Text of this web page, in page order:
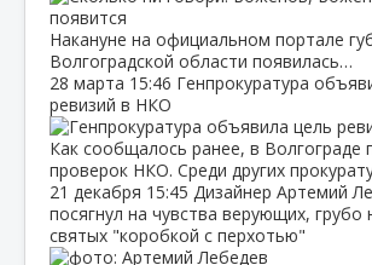
Накануне на официальном портале
Волгоградской области появилась…
28 марта 15:46 Генпрокуратура
ревизий в НКО
Как сообщалось ранее, в Волгограде
проверок НКО. Среди других
21 декабря 15:45 Дизайнер Артемий
посягнул на чувства верующих,
святых "коробкой с перхотью"